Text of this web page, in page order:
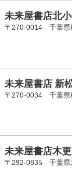
未来屋書店北
〒270-0014 千葉県
未来屋書店 新
〒270-0034 千葉県
未来屋書店木
〒292-0835 千葉県